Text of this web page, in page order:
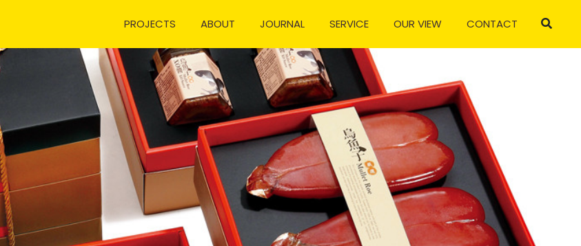
PROJECTS ABOUT JOURNAL SERVICE OUR VIEW CONTACT